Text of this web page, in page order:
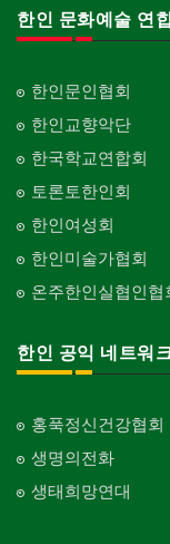
한인 문화예술 연
한인문인협회
한인교향악단
한국학교연합회
토론토한인회
한인여성회
한인미술가협회
온주한인실협인협
한인 공익 네트워
홍푹정신건강협회
생명의전화
생태희망연대